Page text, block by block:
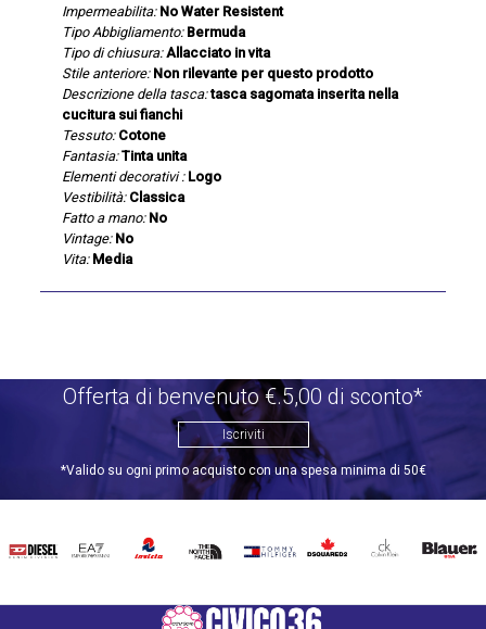
Impermeabilita: No Water Resistent
Tipo Abbigliamento: Bermuda
Tipo di chiusura: Allacciato in vita
Stile anteriore: Non rilevante per questo prodotto
Descrizione della tasca: tasca sagomata inserita nella
cucitura sui fianchi
Tessuto: Cotone
Fantasia: Tinta unita
Elementi decorativi : Logo
Vestibilità: Classica
Fatto a mano: No
Vintage: No
Vita: Media
Offerta di benvenuto €.5,00 di sconto*
Iscriviti
*Valido su ogni primo acquisto con una spesa minima di 50€
DIESEL EA7 INVICTATHE
TOMMY
DSQUARED2
CALVIN BLAUER